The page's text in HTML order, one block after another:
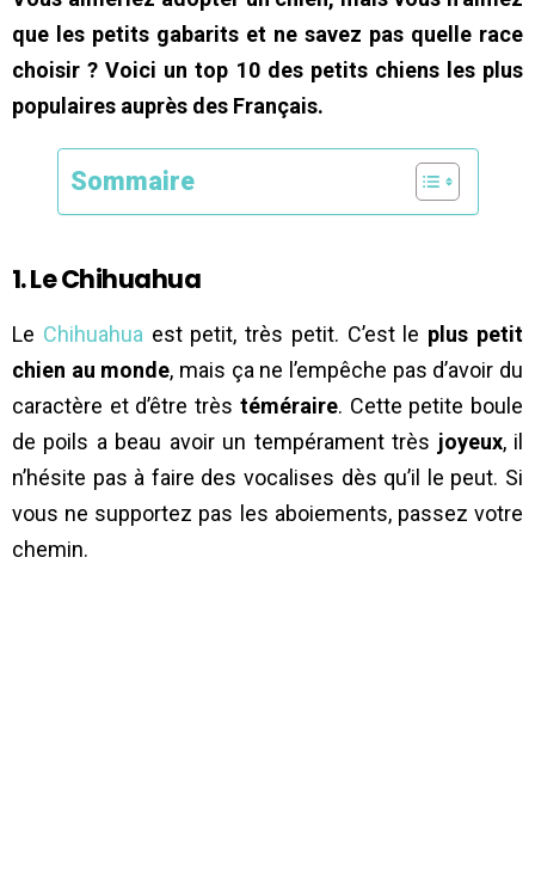
que les petits gabarits et ne savez pas quelle race
choisir ? Voici un top 10 des petits chiens les plus
populaires auprès des Français.
Sommaire
1. Le Chihuahua
Le Chihuahua est petit, très petit. C’est le plus petit
chien au monde, mais ça ne l’empêche pas d’avoir du
caractère et d’être très téméraire. Cette petite boule
de poils a beau avoir un tempérament très joyeux, il
n’hésite pas à faire des vocalises dès qu’il le peut. Si
vous ne supportez pas les aboiements, passez votre
chemin.